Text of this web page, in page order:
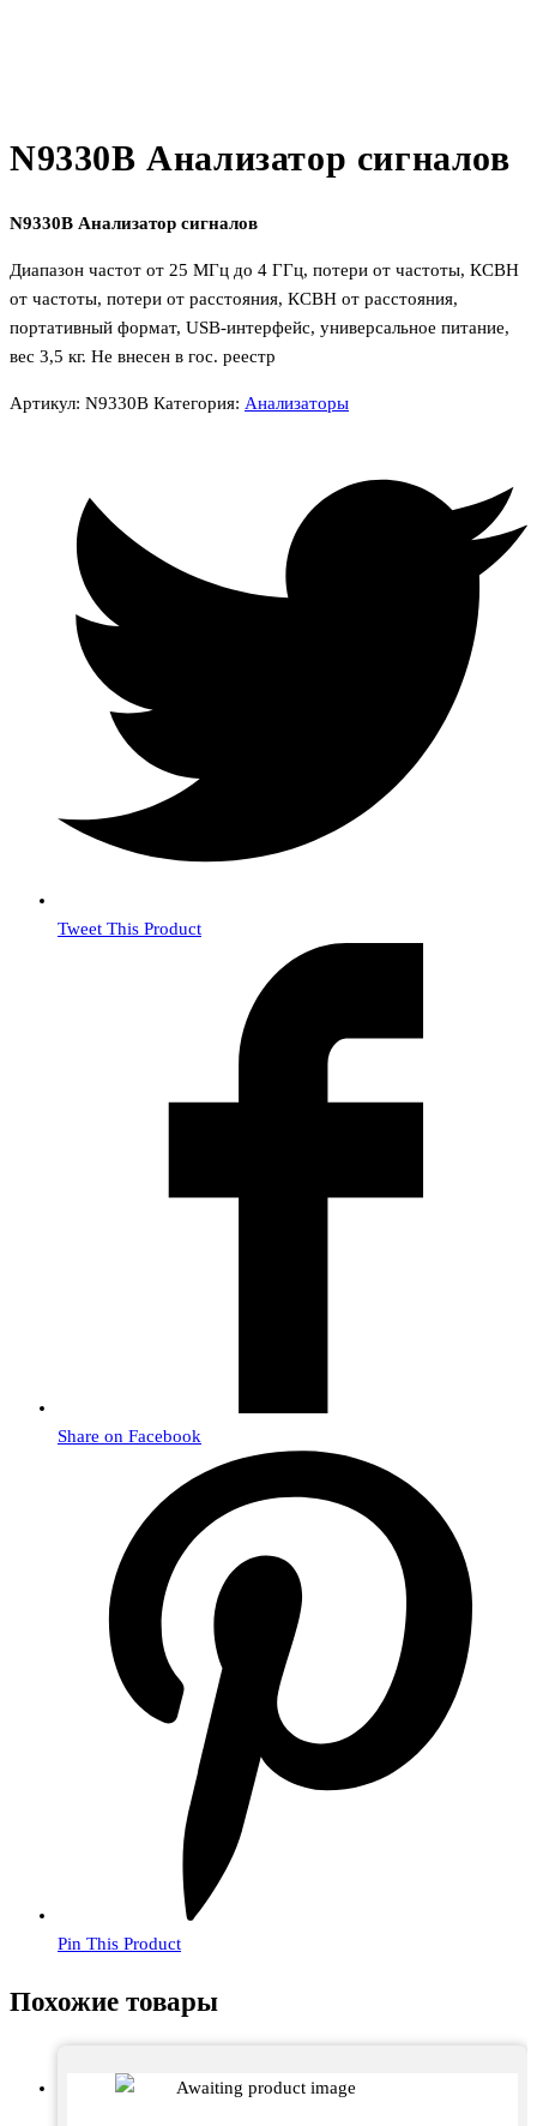
N9330B Анализатор сигналов
N9330B Анализатор сигналов
Диапазон частот от 25 МГц до 4 ГГц, потери от частоты, КСВН
от частоты, потери от расстояния, КСВН от расстояния,
портативный формат, USB-интерфейс, универсальное питание,
вес 3,5 кг. Не внесен в гос. реестр
Артикул: N9330B Категория: Анализаторы
Tweet This Product
Share on Facebook
Pin This Product
Похожие товары